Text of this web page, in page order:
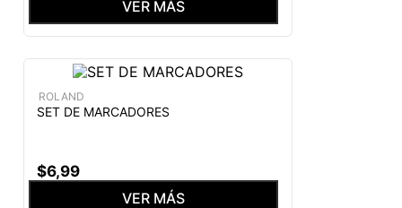
VER MÁS
ROLAND
SET DE MARCADORES
$6,99
VER MÁS